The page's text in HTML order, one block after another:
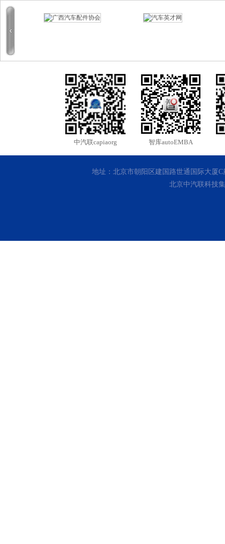
中汽联capiaorg 智库autoEMBA
地址：北京市朝阳区建国路世通国际大厦C
北京中汽联科技